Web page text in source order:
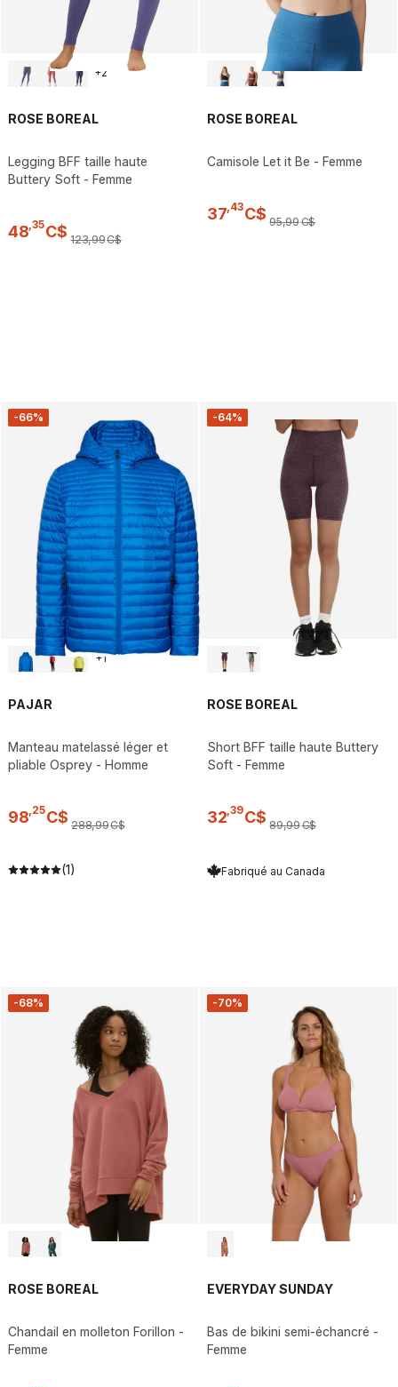
+2
ROSE BOREAL
Legging BFF taille haute
Buttery Soft - Femme
48,35C$ 123,99C$
ROSE BOREAL
Camisole Let it Be - Femme
37,43C$ 95,99C$
-66%
+1
PAJAR
Manteau matelassé léger et
pliable Osprey - Homme
98 25C$ 288,99C$
(1)
-64%
ROSE BOREAL
Short BFF taille haute Buttery
Soft - Femme
32 39C$ 89,99C$
Fabriqué au Canada
-68%
ROSE BOREAL
Chandail en molleton Forillon -
Femme
-70%
EVERYDAY SUNDAY
Bas de bikini semi-échancré -
Femme